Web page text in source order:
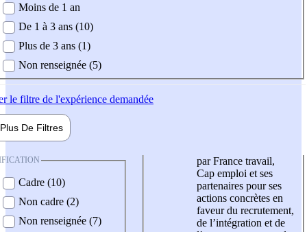
demandée
Moins de 1 an
De 1 à 3 ans (10)
Plus de 3 ans (1)
Non renseignée (5)
le filtre de l'expérience demandée
Plus De Filtres
Cadre (10)
Non cadre (2)
Non renseignée (7)
par France travail,
Cap emploi et ses
partenaires pour ses
actions concrètes en
faveur du recrutement,
de l’intégration et de